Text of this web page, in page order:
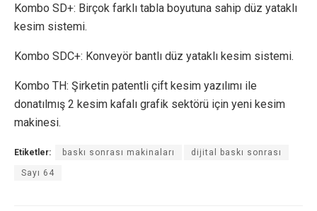
Kombo SD+: Birçok farklı tabla boyutuna sahip düz yataklı
kesim sistemi.
Kombo SDC+: Konveyör bantlı düz yataklı kesim sistemi.
Kombo TH: Şirketin patentli çift kesim yazılımı ile
donatılmış 2 kesim kafalı grafik sektörü için yeni kesim
makinesi.
Etiketler: baskı sonrası makinaları dijital baskı sonrası
Sayı 64